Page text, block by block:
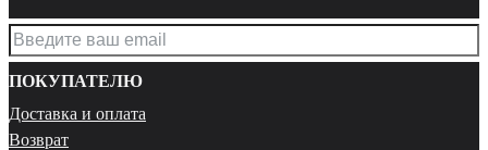
ПОКУПАТЕЛЮ
Доставка и оплата
Возврат